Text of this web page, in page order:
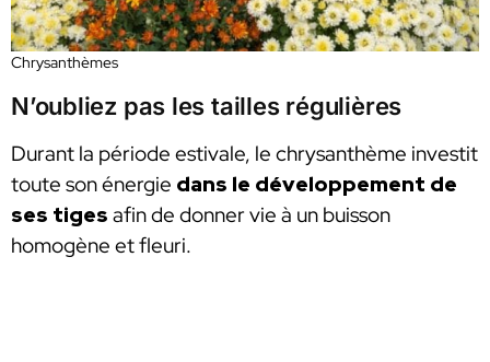
Chrysanthèmes
N’oubliez pas les tailles régulières
Durant la période estivale, le chrysanthème investit
toute son énergie dans le développement de
ses tiges afin de donner vie à un buisson
homogène et fleuri.